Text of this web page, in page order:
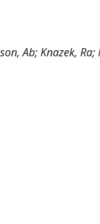
Ab; Knazek,